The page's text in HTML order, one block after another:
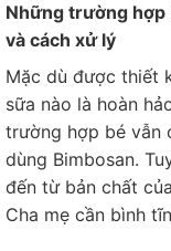
Những trường hợp
và cách xử lý
Mặc dù được thiết
sữa nào là hoàn
trường hợp bé vẫn
dùng Bimbosan.
đến từ bản chất
Cha mẹ cần bình